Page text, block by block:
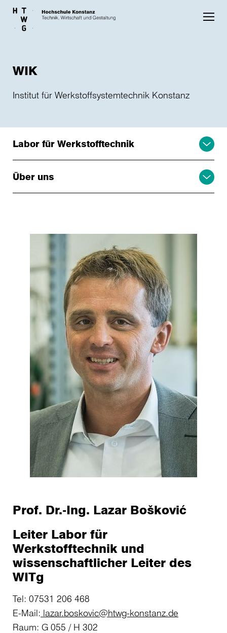
Skip to main content
WIK
Institut für Werkstoffsystemtechnik Konstanz
Labor für Werkstofftechnik
Über uns
Prof. Dr.-Ing. Lazar Bošković
Leiter Labor für
Werkstofftechnik und
wissenschaftlicher Leiter des
WITg
Tel: 07531 206 468
E-Mail: lazar.boskovic@htwg-konstanz.de
Raum: G 055 / H 302